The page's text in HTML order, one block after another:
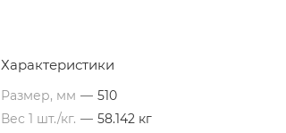
Характеристики
Размер, мм — 510
Вес 1 шт./кг. — 58.142 кг